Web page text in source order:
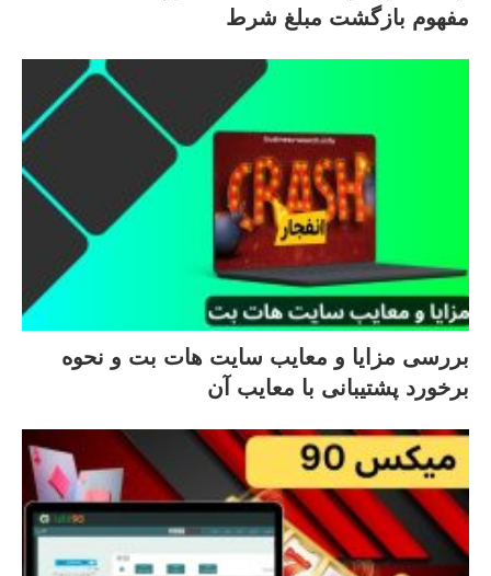
مفهوم بازگشت مبلغ شرط
بررسی مزایا و معایب سایت هات بت و نحوه
برخورد پشتیبانی با معایب آن